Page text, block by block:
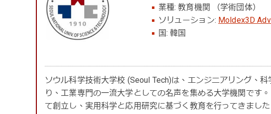
業種: 教育機関 （学術団体）
ソリューション: Moldex3D
国: 韓国
ソウル科学技術大学校 (Seoul Tech)は、エンジニアリング、
り、工業専門の一流大学としての名声を集める大学機関です
て創立し、実用科学と応用研究に基づく教育を行ってきました